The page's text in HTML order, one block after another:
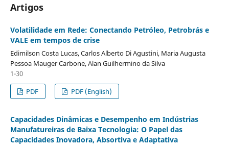
Artigos
Volatilidade em Rede: Conectando Petróleo, Petrobrás e
VALE em tempos de crise
Edimilson Costa Lucas, Carlos Alberto Di Agustini, Maria Augusta
Pessoa Mauger Carbone, Alan Guilhermino da Silva
1-30
PDF
PDF (English)
Capacidades Dinâmicas e Desempenho em Indústrias
Manufatureiras de Baixa Tecnologia: O Papel das
Capacidades Inovadora, Absortiva e Adaptativa